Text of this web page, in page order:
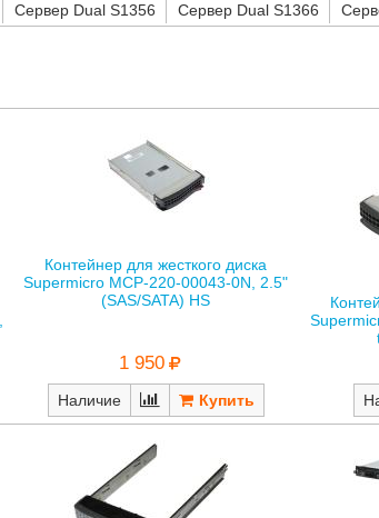
Сервер Dual S1356 Сервер Dual S1366
Контейнер для жесткого диска
Supermicro MCP-220-00043-0N, 2.5"
(SAS/SATA) HS
1 950
Наличие